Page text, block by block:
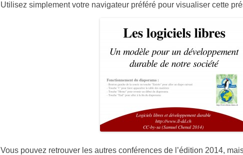
Utilisez simplement votre navigateur préféré pour visualiser cette
Vous pouvez retrouver les autres conférences de l’édition 2014,